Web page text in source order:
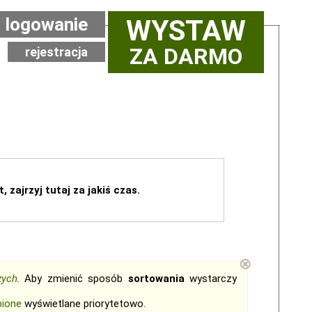
WYSTAW
ZA DARMO
logowanie
rejestracja
zajrzyj tutaj za jakiś czas.
. Aby zmienić sposób sortowaniawystarczy
wyświetlane priorytetowo.
⊗